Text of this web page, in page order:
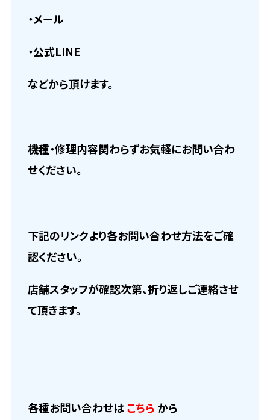
・メール
・公式LINE
などから頂けます。
機種・修理内容関わらずお気軽にお問い合わ
せください。
下記のリンクより各お問い合わせ方法をご確
認ください。
店舗スタッフが確認次第、折り返しご連絡させ
て頂きます。
各種お問い合わせはこちら から